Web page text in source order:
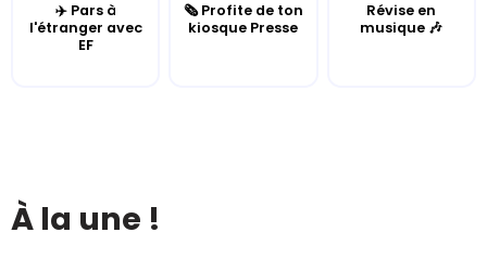
✈️ Pars à
l'étranger avec
EF
🗞️ Profite de ton
kiosque Presse
Révise en
musique 🎶
À la une !